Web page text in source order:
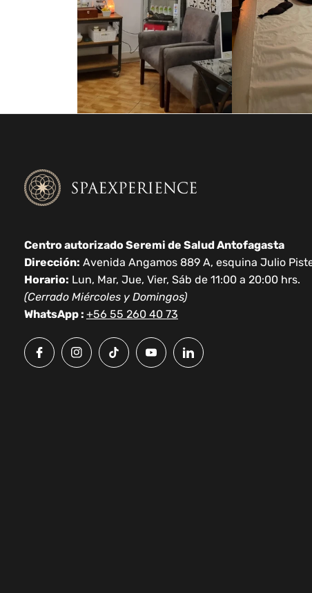
Centro autorizado Seremi de Salud Antofagasta
Dirección: Avenida Angamos 889 A, esquina Julio
Horario: Lun, Mar, Jue, Vier, Sáb de 11:00 a 20:00 hrs.
(Cerrado Miércoles y Domingos)
WhatsApp : +56 55 260 40 73